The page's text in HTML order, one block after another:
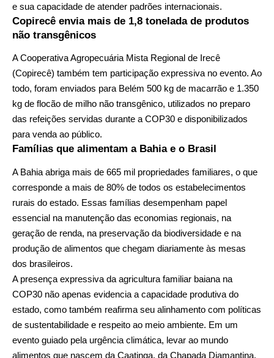
e sua capacidade de atender padrões internacionais.
Copirecê envia mais de 1,8 tonelada de produtos
não transgênicos
A Cooperativa Agropecuária Mista Regional de Irecê
(Copirecê) também tem participação expressiva no evento. Ao
todo, foram enviados para Belém 500 kg de macarrão e 1.350
kg de flocão de milho não transgênico, utilizados no preparo
das refeições servidas durante a COP30 e disponibilizados
para venda ao público.
Famílias que alimentam a Bahia e o Brasil
A Bahia abriga mais de 665 mil propriedades familiares, o que
corresponde a mais de 80% de todos os estabelecimentos
rurais do estado. Essas famílias desempenham papel
essencial na manutenção das economias regionais, na
geração de renda, na preservação da biodiversidade e na
produção de alimentos que chegam diariamente às mesas
dos brasileiros.
A presença expressiva da agricultura familiar baiana na
COP30 não apenas evidencia a capacidade produtiva do
estado, como também reafirma seu alinhamento com políticas
de sustentabilidade e respeito ao meio ambiente. Em um
evento guiado pela urgência climática, levar ao mundo
alimentos que nascem da Caatinga, da Chapada Diamantina,